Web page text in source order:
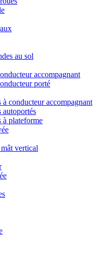
au sol
accompagnant
porté
à conducteur accompagnant
autoportés
à plateforme
vertical